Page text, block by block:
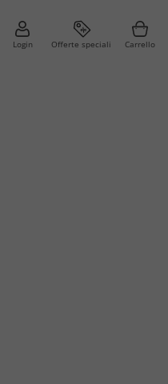
Login Offerte speciali Carrello